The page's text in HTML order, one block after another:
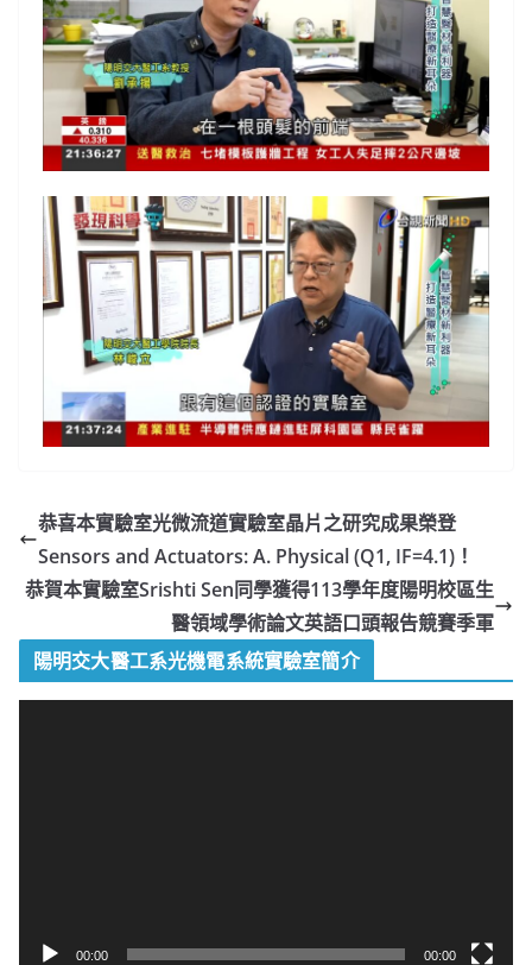
恭喜本實驗室光微流道實驗室晶片之研究成果榮登
Sensors and Actuators: A. Physical (Q1, IF=4.1)！
恭賀本實驗室Srishti Sen同學獲得113學年度陽明校區生
醫領域學術論文英語口頭報告競賽季軍
陽明交大醫工系光機電系統實驗室簡介
00:00 00:00